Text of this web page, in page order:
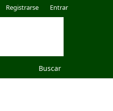
Buscar
Registrarse Entrar